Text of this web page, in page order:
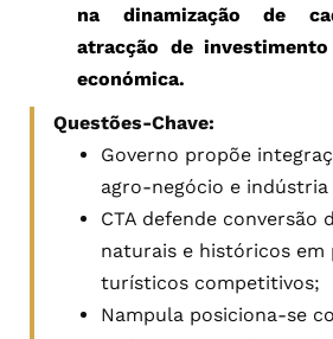
na dinamização de
atracção de
económica.
Questões-Chave:
Governo propõe
agro-negócio e
CTA defende conversão
naturais e históricos em
turísticos competitivos;
Nampula posiciona-se